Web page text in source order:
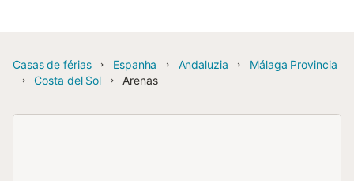
Casas de férias Espanha Andaluzia
Málaga Provincia
Costa del Sol
Arenas